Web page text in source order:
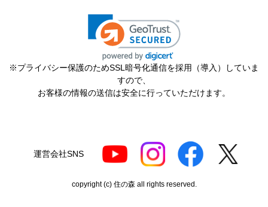
さん
2026年7月17日 18:20
欲しい商品をスムーズに注文できましたか？
ショップからの連絡や対応は適切でしたか？
商品の梱包は必要十分なものでしたか？
またこのショップを利用したいですか？
※プライバシー保護のためSSL暗号化通信を採用（導入）していま
すので、
お客様の情報の送信は安全に行っていただけます。
運営会社SNS
copyright (c) 住の森 all rights reserved.